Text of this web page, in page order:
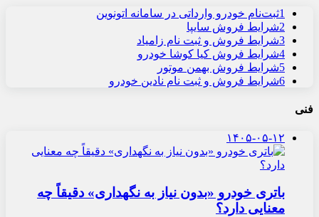
1ثبت‌نام خودرو وارداتی در سامانه اتونوین
2شرایط فروش سایپا
3شرایط فروش و ثبت نام زامیاد
4شرایط فروش کیا کوشا خودرو
5شرایط فروش بهمن موتور
6شرایط فروش و ثبت نام نادین خودرو
فنی
۱۴۰۵-۰۵-۱۲
باتری خودرو «بدون نیاز به نگهداری» دقیقاً چه
معنایی دارد؟